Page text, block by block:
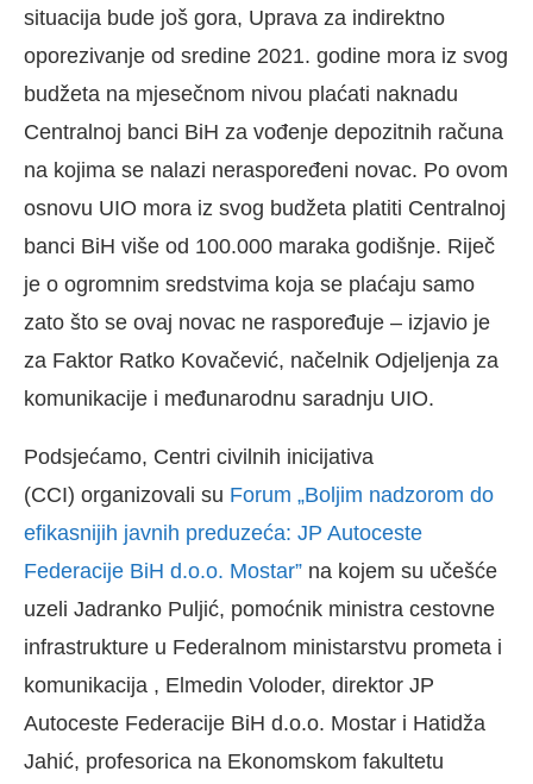
situacija bude još gora, Uprava za indirektno
oporezivanje od sredine 2021. godine mora iz svog
budžeta na mjesečnom nivou plaćati naknadu
Centralnoj banci BiH za vođenje depozitnih računa
na kojima se nalazi neraspoređeni novac. Po ovom
osnovu UIO mora iz svog budžeta platiti Centralnoj
banci BiH više od 100.000 maraka godišnje. Riječ
je o ogromnim sredstvima koja se plaćaju samo
zato što se ovaj novac ne raspoređuje – izjavio je
za Faktor Ratko Kovačević, načelnik Odjeljenja za
komunikacije i međunarodnu saradnju UIO.
Podsjećamo, Centri civilnih inicijativa
(CCI) organizovali su Forum „Boljim nadzorom do
efikasnijih javnih preduzeća: JP Autoceste
Federacije BiH d.o.o. Mostar” na kojem su učešće
uzeli Jadranko Puljić, pomoćnik ministra cestovne
infrastrukture u Federalnom ministarstvu prometa i
komunikacija , Elmedin Voloder, direktor JP
Autoceste Federacije BiH d.o.o. Mostar i Hatidža
Jahić, profesorica na Ekonomskom fakultetu